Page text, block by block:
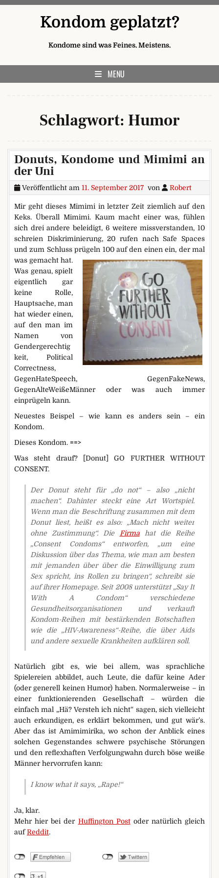
Kondom geplatzt?
Kondome sind was Feines. Meistens.
MENU
Schlagwort: Humor
Donuts, Kondome und Mimimi an
der Uni
Veröffentlicht am 11. September 2017 von Robert
Mir geht dieses Mimimi in letzter Zeit ziemlich auf den
Keks. Überall Mimimi. Kaum macht einer was, fühlen
sich drei andere beleidigt, 6 weitere missverstanden, 10
schreien Diskriminierung, 20 rufen nach Safe Spaces
und zum Schluss prügeln 100 auf den einen ein, der mal
was gemacht hat.
Was genau, spielt
eigentlich gar
keine Rolle,
Hauptsache, man
hat wieder einen,
auf den man im
Namen von
Gendergerechtig
keit, Political
Correctness,
GegenHateSpeech, GegenFakeNews,
GegenAlteWeißeMänner oder was auch immer
einprügeln kann.
Neuestes Beispel – wie kann es anders sein – ein
Kondom.
Dieses Kondom. ==>
Was steht drauf? [Donut] GO FURTHER WITHOUT
CONSENT.
Der Donut steht für „do not“ – also „nicht
machen“. Dahinter steckt eine Art Wortspiel.
Wenn man die Beschriftung zusammen mit dem
Donut liest, heißt es also: „Mach nicht weiter
ohne Zustimmung“. Die
Firmahat die Reihe
„Consent Condoms“ entworfen, „um eine
Diskussion über das Thema, wie man am besten
mit jemanden über über die Einwilligung zum
Sex spricht, ins Rollen zu bringen“, schreibt sie
auf ihrer Homepage. Seit 2008 unterstützt „Say It
With A Condom“ verschiedene
Gesundheitsorganisationen und verkauft
Kondom-Reihen mit bestärkenden Botschaften
wie die „HIV-Awareness“-Reihe, die über Aids
und andere sexuelle Krankheiten aufklären soll.
Natürlich gibt es, wie bei allem, was sprachliche
Spielereien abbildet, auch Leute, die dafür keine Ader
(oder generell keinen Humor) haben. Normalerweise – in
einer funktionierenden Gesellschaft – würden die
einfach mal „Hä? Versteh ich nicht“ sagen, sich vielleicht
auch erkundigen, es erklärt bekommen, und gut wär’s.
Aber das ist Amimimirika, wo schon der Anblick eines
solchen Gegenstandes schwere psychische Störungen
und den reflexhaften Verfolgungwahn durch böse weiße
Männer hervorrufen kann:
I know what it says, „Rape!“
Ja, klar.
Mehr hier bei der Huffington Postoder natürlich gleich
aufReddit.